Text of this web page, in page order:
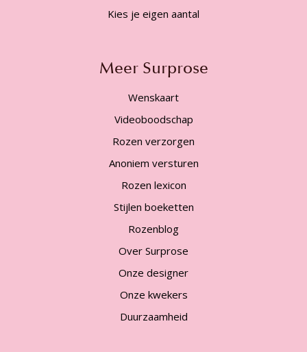
Kies je eigen aantal
Meer Surprose
Wenskaart
Videoboodschap
Rozen verzorgen
Anoniem versturen
Rozen lexicon
Stijlen boeketten
Rozenblog
Over Surprose
Onze designer
Onze kwekers
Duurzaamheid